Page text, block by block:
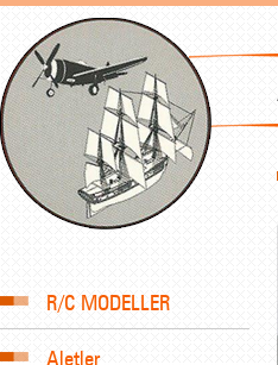
R/C MODELLER
Aletler